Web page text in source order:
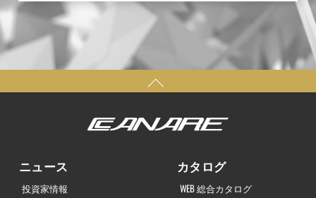
ニュース
投資家情報
カタログ
WEB 総合カタログ